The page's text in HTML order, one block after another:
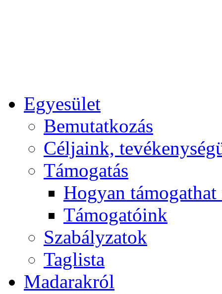
Egyesület
Bemutatkozás
Céljaink,
Támogatás
Hogyan
Támogatóink
Szabályzatok
Taglista
Madarakról